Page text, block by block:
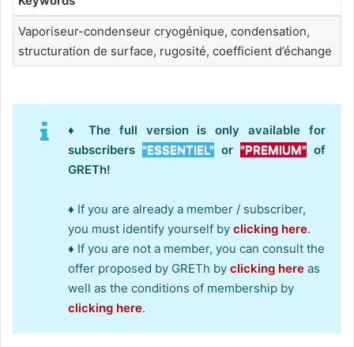
Vaporiseur-condenseur cryogénique, condensation,
structuration de surface, rugosité, coefficient d’échange
♦ The full version is only available for
subscribers "ESSENTIEL" or "PREMIUM" of
GRETh!
♦ If you are already a member / subscriber,
you must identify yourself by clicking here.
♦ If you are not a member, you can consult the
offer proposed by GRETh by clicking here as
well as the conditions of membership by
clicking here.